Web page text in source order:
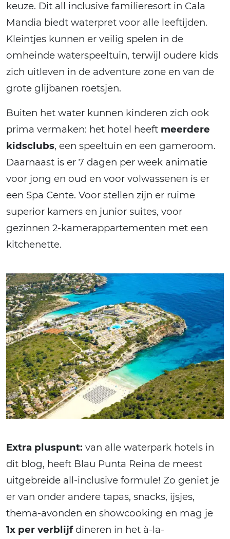
keuze. Dit all inclusive familieresort in Cala
Mandia biedt waterpret voor alle leeftijden.
Kleintjes kunnen er veilig spelen in de
omheinde waterspeeltuin, terwijl oudere kids
zich uitleven in de adventure zone en van de
grote glijbanen roetsjen.
Buiten het water kunnen kinderen zich ook
prima vermaken: het hotel heeft meerdere
kidsclubs, een speeltuin en een gameroom.
Daarnaast is er 7 dagen per week animatie
voor jong en oud en voor volwassenen is er
een Spa Cente. Voor stellen zijn er ruime
superior kamers en junior suites, voor
gezinnen 2-kamerappartementen met een
kitchenette.
Extra pluspunt: van alle waterpark hotels in
dit blog, heeft Blau Punta Reina de meest
uitgebreide all-inclusive formule! Zo geniet je
er van onder andere tapas, snacks, ijsjes,
thema-avonden en showcooking en mag je
1x per verblijfdineren in het à-la-